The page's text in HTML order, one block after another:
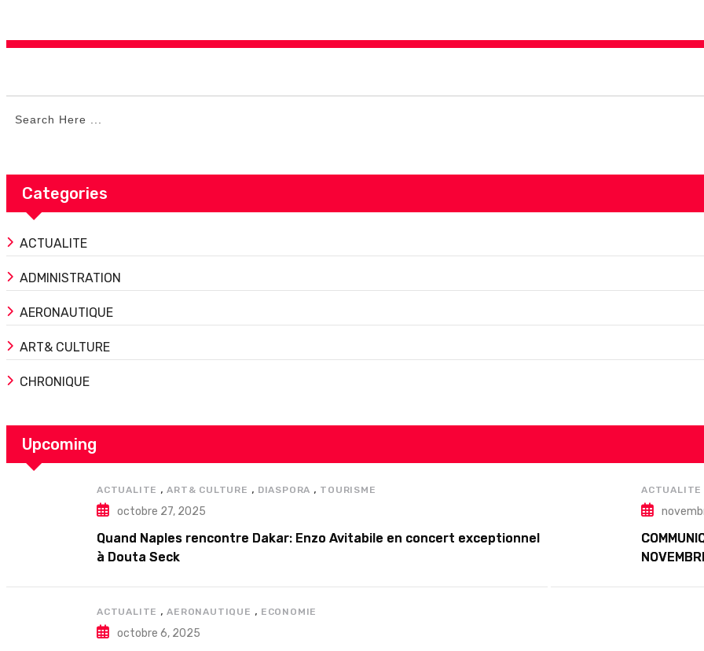
Categories
ACTUALITE
ADMINISTRATION
AERONAUTIQUE
ART& CULTURE
CHRONIQUE
Upcoming
ACTUALITE ,ART& CULTURE , DIASPORA , TOURISME
octobre 27, 2025
Quand Naples rencontre Dakar: Enzo Avitabile en concert exceptionnel
à Douta Seck
ACTUALITE
ACTUALITE ,AERONAUTIQUE , ECONOMIE
octobre 6, 2025